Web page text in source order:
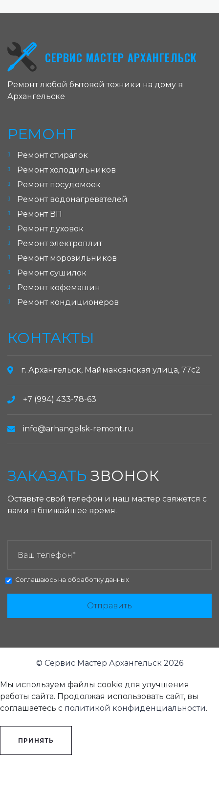
СЕРВИС МАСТЕР АРХАНГЕЛЬСК
Ремонт любой бытовой техники на дому в
Архангельске
РЕМОНТ
Ремонт стиралок
Ремонт холодильников
Ремонт посудомоек
Ремонт водонагревателей
Ремонт ВП
Ремонт духовок
Ремонт электроплит
Ремонт морозильников
Ремонт сушилок
Ремонт кофемашин
Ремонт кондиционеров
КОНТАКТЫ
г. Архангельск, Маймаксанская улица, 77с2
+7 (994) 433-78-63
info@arhangelsk-remont.ru
ЗАКАЗАТЬ ЗВОНОК
Оставьте свой телефон и наш мастер свяжется с
вами в ближайшее время.
Соглашаюсь на обработку данных
Отправить
© Сервис Мастер Архангельск 2026
Мы используем файлы cookie для улучшения
работы сайта. Продолжая использовать сайт, вы
соглашаетесь с политикой конфиденциальности.
ПРИНЯТЬ